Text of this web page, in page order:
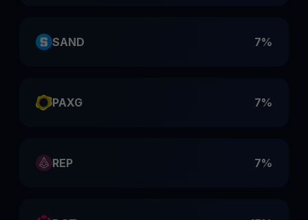
SAND 7%
PAXG 7%
REP 7%